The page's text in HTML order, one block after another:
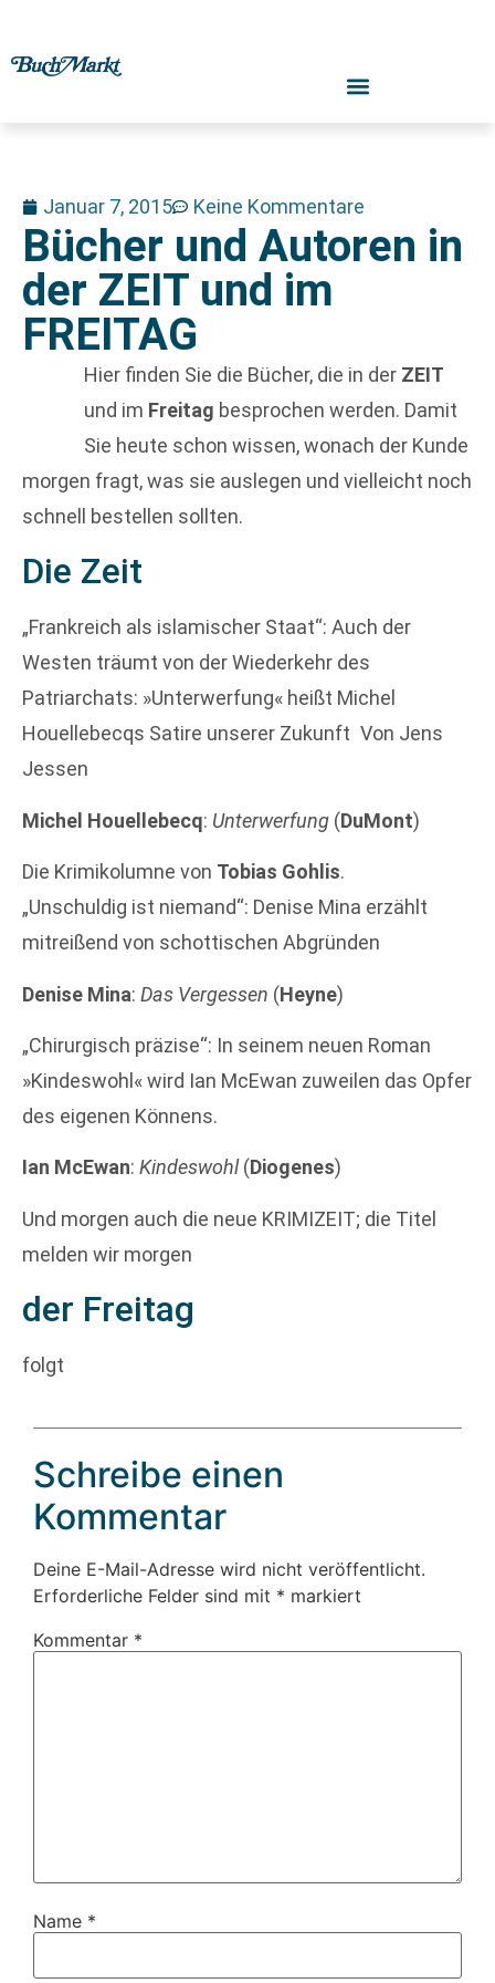
Januar 7, 2015 Keine Kommentare
Bücher und Autoren in
der ZEIT und im
FREITAG
Hier finden Sie die Bücher, die in der ZEIT
und im Freitag besprochen werden. Damit
Sie heute schon wissen, wonach der Kunde
morgen fragt, was sie auslegen und vielleicht noch
schnell bestellen sollten.
Die Zeit
„Frankreich als islamischer Staat“: Auch der
Westen träumt von der Wiederkehr des
Patriarchats: »Unterwerfung« heißt Michel
Houellebecqs Satire unserer Zukunft Von Jens
Jessen
Michel Houellebecq: Unterwerfung (DuMont)
Die Krimikolumne von Tobias Gohlis.
„Unschuldig ist niemand“: Denise Mina erzählt
mitreißend von schottischen Abgründen
Denise Mina: Das Vergessen (Heyne)
„Chirurgisch präzise“: In seinem neuen Roman
»Kindeswohl« wird Ian McEwan zuweilen das Opfer
des eigenen Könnens.
Ian McEwan: Kindeswohl(Diogenes)
Und morgen auch die neue KRIMIZEIT; die Titel
melden wir morgen
der Freitag
folgt
Schreibe einen
Kommentar
Deine E-Mail-Adresse wird nicht veröffentlicht.
Erforderliche Felder sind mit * markiert
Kommentar *
Name *